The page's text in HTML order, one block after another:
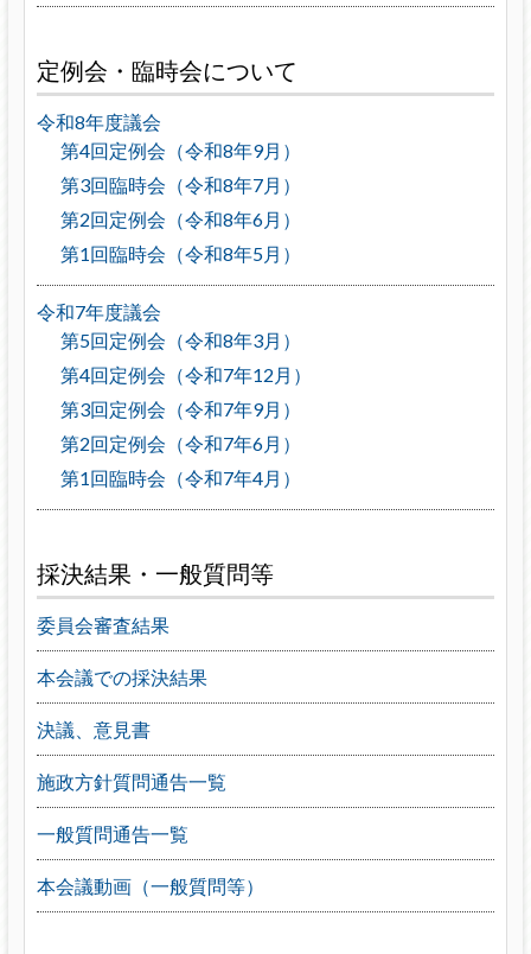
定例会・臨時会について
令和8年度議会
第4回定例会（令和8年9月）
第3回臨時会（令和8年7月）
第2回定例会（令和8年6月）
第1回臨時会（令和8年5月）
令和7年度議会
第5回定例会（令和8年3月）
第4回定例会（令和7年12月）
第3回定例会（令和7年9月）
第2回定例会（令和7年6月）
第1回臨時会（令和7年4月）
採決結果・一般質問等
委員会審査結果
本会議での採決結果
決議、意見書
施政方針質問通告一覧
一般質問通告一覧
本会議動画（一般質問等）